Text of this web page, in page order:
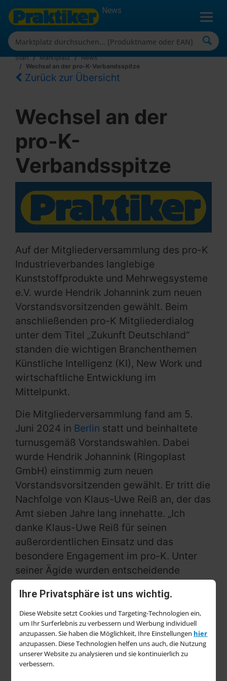
Ihre Privatsphäre ist uns wichtig.
Diese Website setzt Cookies und Targeting-Technologien ein,
um Ihr Surferlebnis zu verbessern und Werbung individuell
anzupassen. Sie haben die Möglichkeit, Ihre Einstellungen hier
anzupassen. Diese Technologien helfen uns auch, die Nutzung
unserer Website zu analysieren und sie kontinuierlich zu
verbessern.
News
Start Marktplatz
News
Wechsel an der pro-K-Verbandsspitze
Zurück zur Übersicht
Wechsel an der
pro-K-
Verbandsspitze
Auf der Mitgliederversammlung des pro-K
Industrieverbandes langlebige
Kunststoffprodukte und Mehrwegsysteme
e.V. wurde Hendrik Johannink zum neuen
Vorstandsvorsitzenden gewählt. Beim
anschließenden pro-K Mitgliederdialog
unter dem Titel „Zukunft Deutschland“
standen die wichtigen Branchenthemen
Künstliche Intelligenz (KI), New Work und
wirtschaftliche Entwicklung im
Mittelpunkt.
Die Mitgliederversammlung fand am 5.
Juni 2024 in Berlin statt und beinhaltete
turnusgemäß Vorstandswahlen. Dabei
wurde Hendrik Johannink (Ringoplast
GmbH) einstimmig zum neuen
Vorstandsvorsitzenden gewählt. Er tritt die
Nachfolge von Klaus-Uwe Reiß an, der das
Amt sieben Jahre lang innehatte. „Ich
danke Klaus-Uwe Reiß für seinen
außerordentlichen Einsatz und das
besondere Engagement im pro-K. Unter
seiner Ägide wurden entscheidende
K und seiner Mitgliedsunternehmen
gestellt, auf die ich jetzt als Nachfolger
perfekt aufbauen kann. Besonders
hervorzuheben ist zudem sein
außerordentliches persönliches
Engagement nach dem plötzlichen Tod